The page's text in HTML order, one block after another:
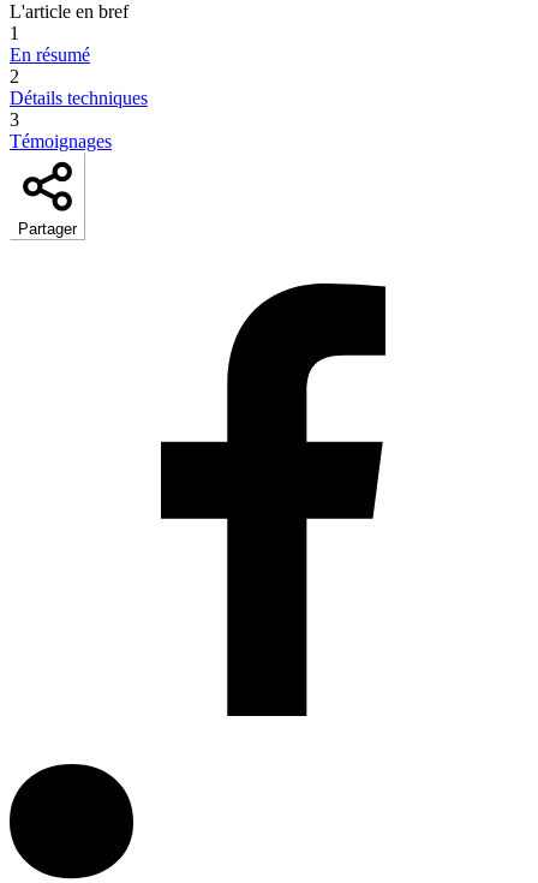
L'article en bref
1
En résumé
2
Détails techniques
3
Témoignages
Partager